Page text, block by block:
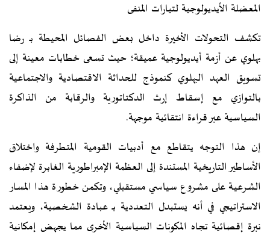
المعضلة الأيديولوجية لتيارات المنفى
تكشف التحولات الأخيرة داخل بعض الفصائل المحيطة بـ رضا
بهلوي عن أزمة أيديولوجية عميقة؛ حيث تسعى خطابات معينة إلى
تسويق العهد البهلوي كنموذج للحداثة الاقتصادية والاجتماعية
بالتوازي مع إسقاط إرث الدكتاتورية والرقابة من الذاكرة
السياسية عبر قراءة انتقائية موجهة.
إن هذا التوجه يتقاطع مع أدبيات القومية المتطرفة واختلاق
الأساطير التاريخية المستندة إلى العظمة الإمبراطورية الغابرة لإضفاء
الشرعية على مشروع سياسي مستقبلي، وتكمن خطورة هذا المسار
الاستراتيجي في أنه يستبدل التعددية بـ عبادة الشخصية، ويعتمد
نبرة إقصائية تجاه المكونات السياسية الأخرى مما يجهض إمكانية